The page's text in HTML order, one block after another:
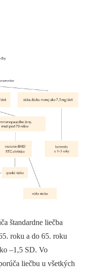
štandardne liečba
roku a do 65. roku
–1,5 SD. Vo
liečbu u všetkých